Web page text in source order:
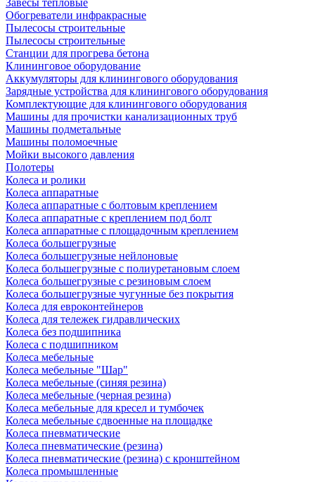
Завесы тепловые
Обогреватели инфракрасные
Пылесосы строительные
Пылесосы строительные
Станции для прогрева бетона
Клининговое оборудование
Аккумуляторы для клинингового оборудования
Зарядные устройства для клинингового оборудования
Комплектующие для клинингового оборудования
Машины для прочистки канализационных труб
Машины подметальные
Машины поломоечные
Мойки высокого давления
Полотеры
Колеса и ролики
Колеса аппаратные
Колеса аппаратные с болтовым креплением
Колеса аппаратные с креплением под болт
Колеса аппаратные с площадочным креплением
Колеса большегрузные
Колеса большегрузные нейлоновые
Колеса большегрузные с полиуретановым слоем
Колеса большегрузные с резиновым слоем
Колеса большегрузные чугунные без покрытия
Колеса для евроконтейнеров
Колеса для тележек гидравлических
Колеса без подшипника
Колеса с подшипником
Колеса мебельные
Колеса мебельные "Шар"
Колеса мебельные (синяя резина)
Колеса мебельные (черная резина)
Колеса мебельные для кресел и тумбочек
Колеса мебельные сдвоенные на площадке
Колеса пневматические
Колеса пневматические (резина)
Колеса пневматические (резина) с кронштейном
Колеса промышленные